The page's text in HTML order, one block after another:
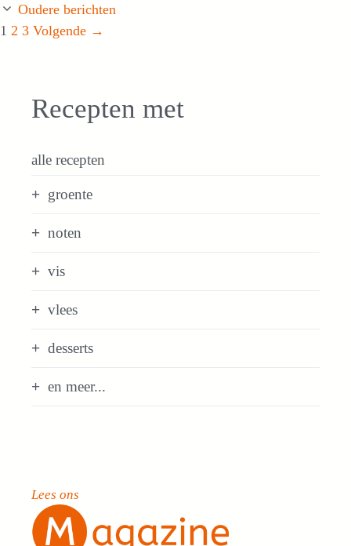
Oudere berichten
Pagina
1 Pagina
2 Pagina
3 Volgende →
Recepten met
alle recepten
groente
noten
vis
vlees
desserts
en meer...
Lees ons